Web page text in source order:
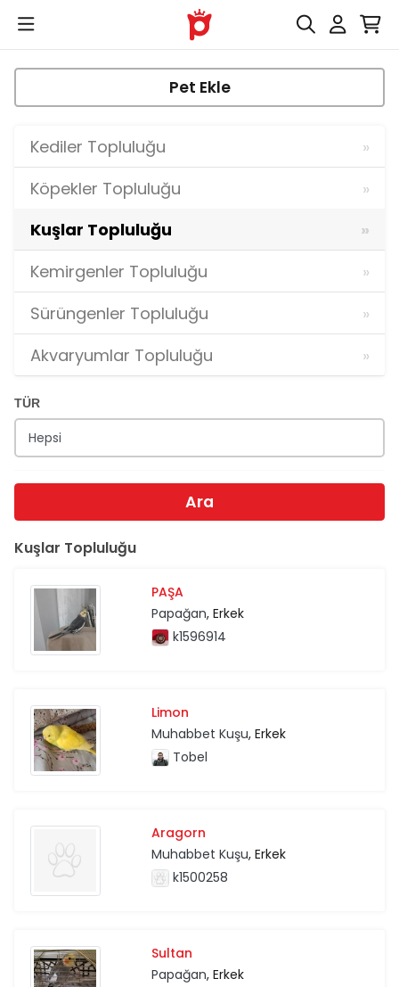
Pet Ekle
Kediler Topluluğu
Köpekler Topluluğu
Kuşlar Topluluğu
Kemirgenler Topluluğu
Sürüngenler Topluluğu
Akvaryumlar Topluluğu
TÜR
Ara
Kuşlar Topluluğu
PAŞA
Papağan, Erkek
k1596914
Limon
Muhabbet Kuşu, Erkek
Tobel
Aragorn
Muhabbet Kuşu, Erkek
k1500258
Sultan
Papağan, Erkek